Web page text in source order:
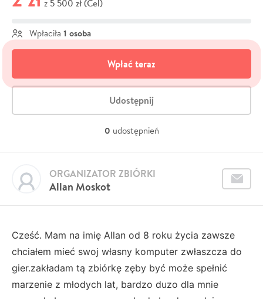
z 5 500 zł (Cel)
Wpłaciła 1 osoba
Wpłać teraz
Udostępnij
0 udostępnień
Allan Moskot
ORGANIZATOR ZBIÓRKI
Cześć. Mam na imię Allan od 8 roku życia zawsze
chciałem mieć swoj własny komputer zwłaszcza do
gier.zakładam tą zbiórkę zęby być może spełnić
marzenie z młodych lat, bardzo duzo dla mnie